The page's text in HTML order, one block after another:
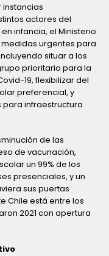
actores del
infancia, el Ministerio
urgentes para
situar a los
prioritario para la
19, flexibilizar del
preferencial, y
para infraestructura
de las
de vacunación,
un 99% de los
presenciales, y un
sus puertas
Chile está entre los
2021 con apertura